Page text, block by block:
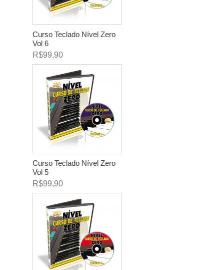
Curso Teclado Nível Zero
Vol 6
R$99,90
Curso Teclado Nível Zero
Vol 5
R$99,90